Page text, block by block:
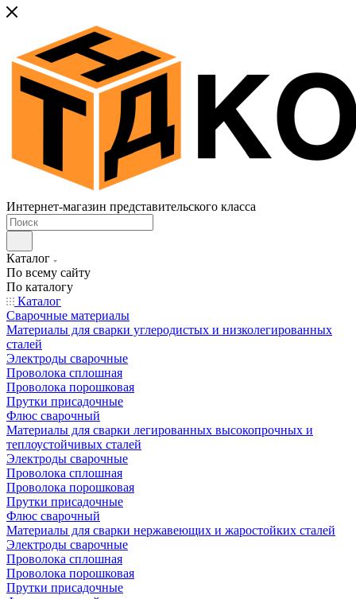
Интернет-магазин представительского класса
Каталог
По всему сайту
По каталогу
Каталог
Сварочные материалы
Материалы для сварки углеродистых и низколегированных
сталей
Электроды сварочные
Проволока сплошная
Проволока порошковая
Прутки присадочные
Флюс сварочный
Материалы для сварки легированных высокопрочных и
теплоустойчивых сталей
Электроды сварочные
Проволока сплошная
Проволока порошковая
Прутки присадочные
Флюс сварочный
Материалы для сварки нержавеющих и жаростойких сталей
Электроды сварочные
Проволока сплошная
Проволока порошковая
Прутки присадочные